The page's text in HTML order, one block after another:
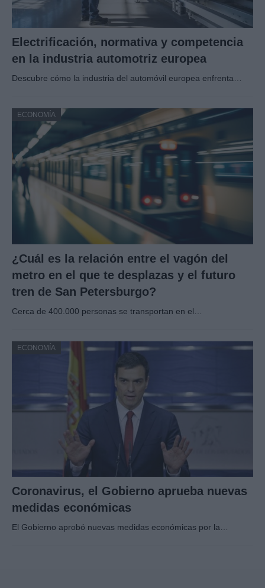
Electrificación, normativa y competencia
en la industria automotriz europea
Descubre cómo la industria del automóvil europea enfrenta…
ECONOMÍA
¿Cuál es la relación entre el vagón del
metro en el que te desplazas y el futuro
tren de San Petersburgo?
Cerca de 400.000 personas se transportan en el…
ECONOMÍA
Coronavirus, el Gobierno aprueba nuevas
medidas económicas
El Gobierno aprobó nuevas medidas económicas por la…